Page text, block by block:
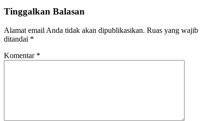
Tinggalkan Balasan
Alamat email Anda tidak akan dipublikasikan. Ruas yang wajib
ditandai *
Komentar *